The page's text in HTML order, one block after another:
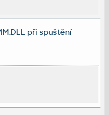
při spuštění